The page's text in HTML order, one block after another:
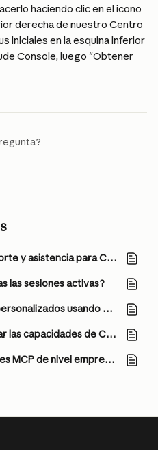
haciendo clic en el icono
derecha de nuestro Centro
iniciales en la esquina inferior
Console, luego "Obtener
¿Dónde puedo obtener soporte y asistencia para Claude API?
las sesiones activas?
Comienza con conectores personalizados usando MCP remoto
Usar conectores para ampliar las capacidades de Claude
Implementación de servidores MCP de nivel empresarial con extensiones de escritorio